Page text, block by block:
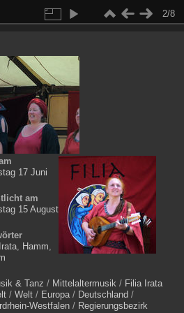
2/8
17 Juni
am
15 August
, Hamm,
& Tanz / Mittelaltermusik/ Filia Irata
/ Welt/ Europa/ Deutschland /
Westfalen/ Regierungsbezirk